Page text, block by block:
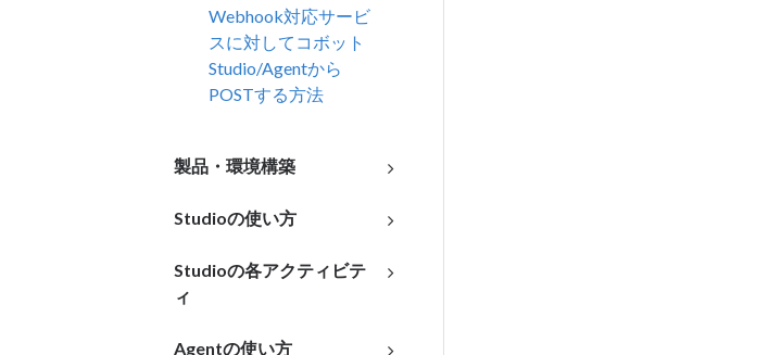
Webhook対応サービ
スに対してコボット
Studio/Agentから
POSTする方法
製品・環境構築
Studioの使い方
Studioの各アクティビテ
ィ
Agentの使い方